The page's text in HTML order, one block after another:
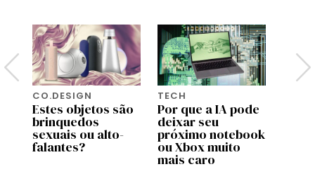
CO.DESIGN
Estes objetos são
brinquedos
sexuais ou alto-
falantes?
TECH
Por que a IA pode
deixar seu
próximo notebook
ou Xbox muito
mais caro